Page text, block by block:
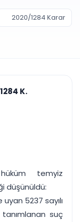
takibi
AKILLI & FİNANS
takibi
Ücretsiz Başlayın
2020/1284 Karar
K.
temyiz
düşünüldü:
5237 sayılı
tanımlanan suç